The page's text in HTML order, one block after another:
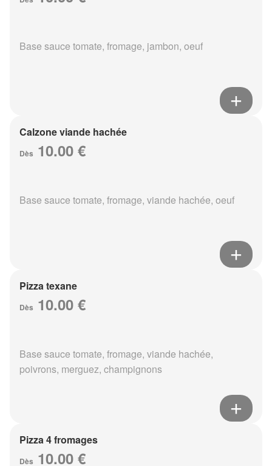
Base sauce tomate, fromage, jambon, oeuf
Calzone viande hachée
Dès 10.00 €
Base sauce tomate, fromage, viande hachée, oeuf
Pizza texane
Dès 10.00 €
Base sauce tomate, fromage, viande hachée,
poivrons, merguez, champignons
Pizza 4 fromages
Dès 10.00 €